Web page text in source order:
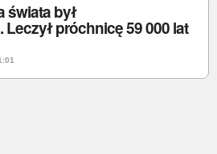
świata był
próchnicę 59 000 lat